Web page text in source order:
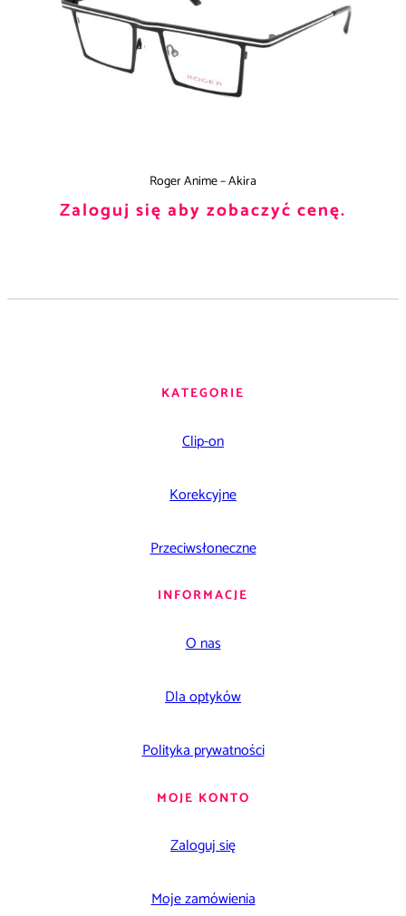
Roger Anime – Akira
Zaloguj się aby zobaczyć cenę.
KATEGORIE
Clip-on
Korekcyjne
Przeciwsłoneczne
INFORMACJE
O nas
Dla optyków
Polityka prywatności
MOJE KONTO
Zaloguj się
Moje zamówienia